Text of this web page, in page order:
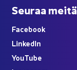
Seu­raa meitä
Face­book
Lin­ke­dIn
YouTube